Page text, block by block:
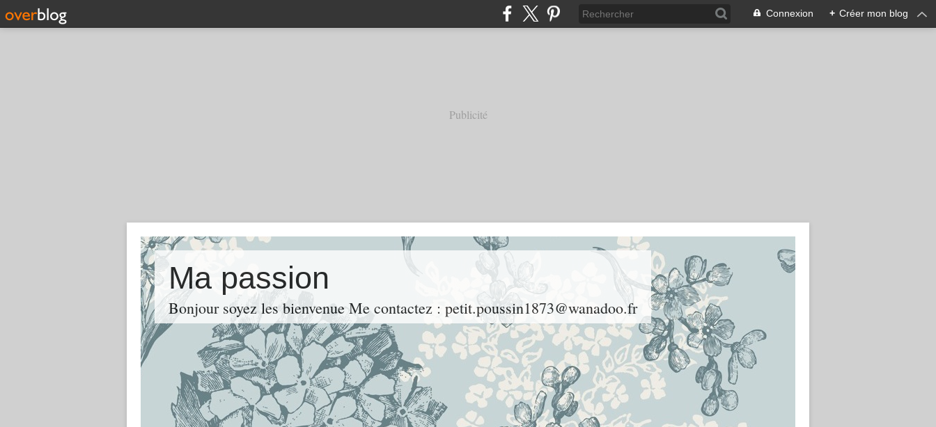
Connexion + Créer mon blog
Publicité
Ma passion
Bonjour soyez les bienvenue Me contactez : petit.poussin1873@wanadoo.fr